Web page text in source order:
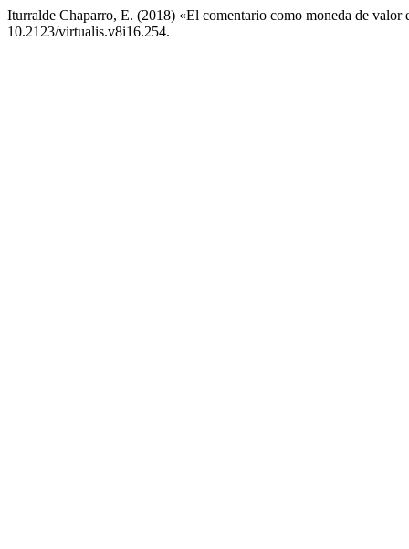
Iturralde Chaparro, E. (2018) «El comentario como moneda de
10.2123/virtualis.v8i16.254.